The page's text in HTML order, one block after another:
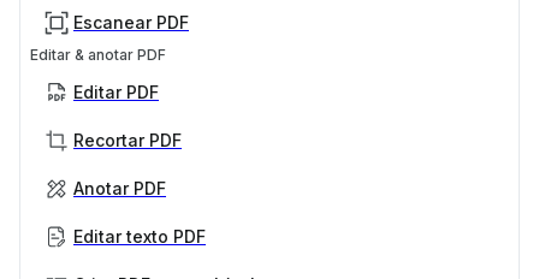
Escanear PDF
Editar & anotar PDF
Editar PDF
Recortar PDF
Anotar PDF
Editar texto PDF